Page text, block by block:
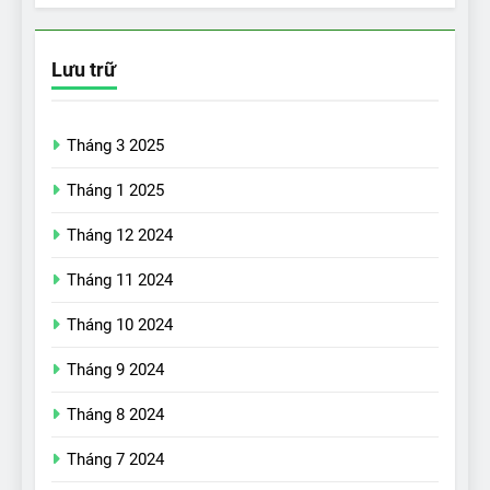
Lưu trữ
Tháng 3 2025
Tháng 1 2025
Tháng 12 2024
Tháng 11 2024
Tháng 10 2024
Tháng 9 2024
Tháng 8 2024
Tháng 7 2024